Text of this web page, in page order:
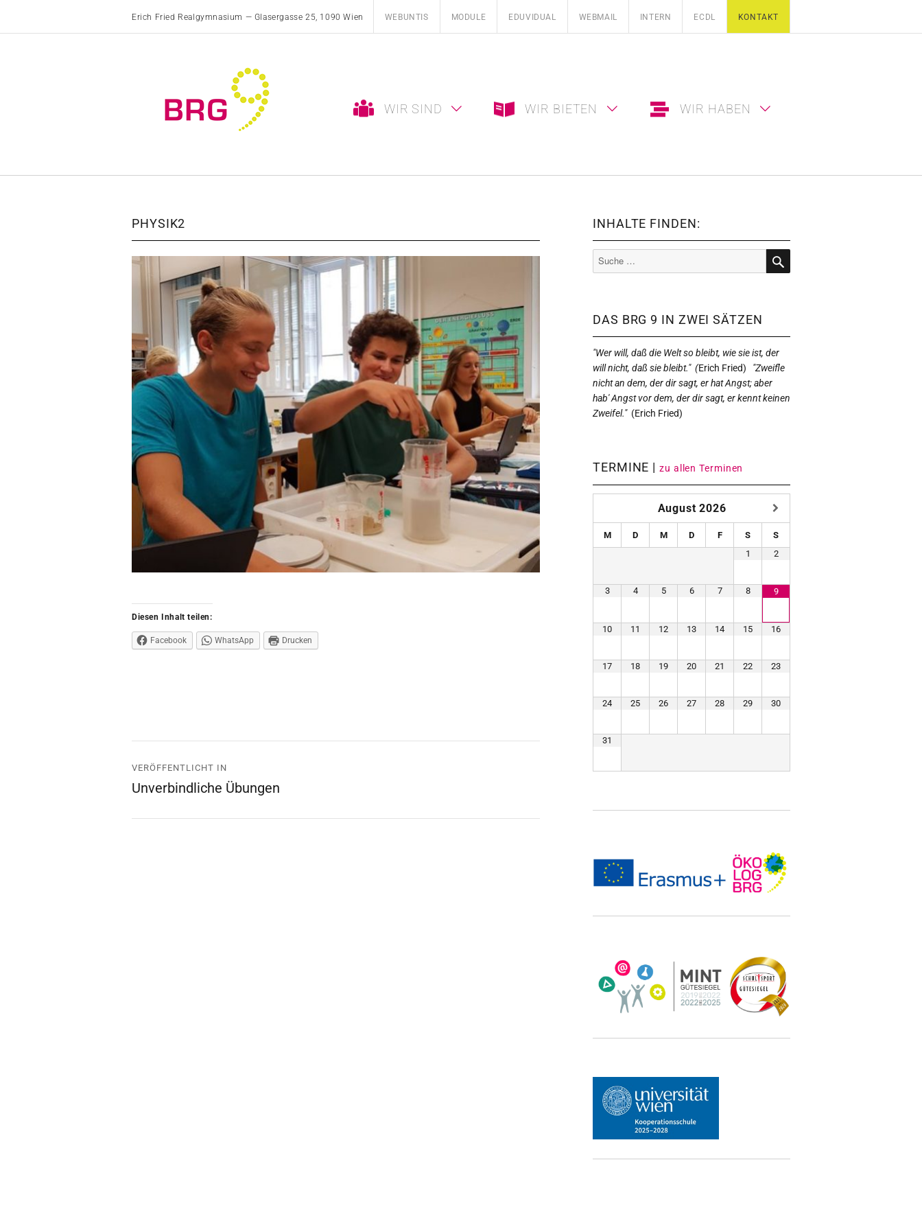
Erich Fried Realgymnasium — Glasergasse 25, 1090 Wien WEBUNTIS MODULE EDUVIDUAL WEBMAIL INTERN ECDL KONTAKT
WIR SIND WIR BIETEN WIR HABEN
PHYSIK2
Diesen Inhalt teilen:
Facebook WhatsApp Drucken
Navigation
VERÖFFENTLICHT IN
Unverbindliche Übungen
INHALTE FINDEN:
Suche
nach:
SUCHE
DAS BRG 9 IN ZWEI SÄTZEN
"Wer will, daß die Welt so bleibt, wie sie ist, der
will nicht, daß sie bleibt." (Erich Fried)
"Zweifle
nicht an dem, der dir sagt, er hat Angst; aber
hab' Angst vor dem, der dir sagt, er kennt keinen
Zweifel."(Erich Fried)
TERMINE | zu allen Terminen
August 2026
M D M D F S
S
1
2
3 4 5 6 7 8 9
10 11 12 13 14 15 16
17 18 19 20 21 22 23
24 25 26 27 28 29 30
31